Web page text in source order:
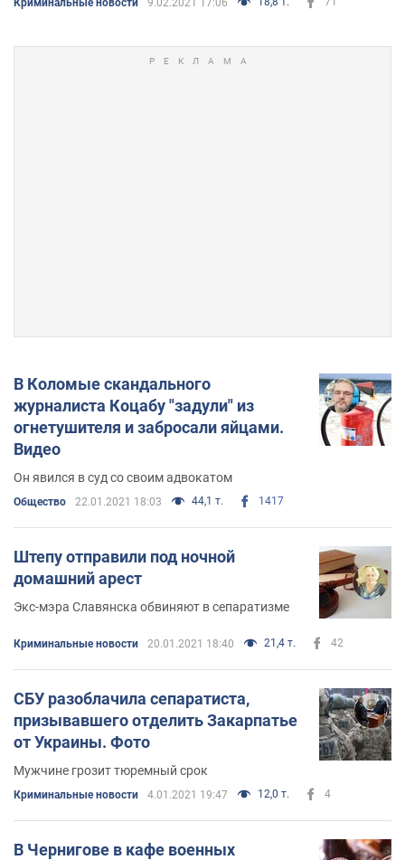
Криминальные новости 9.02.2021 17:06
В Коломые скандального
журналиста Коцабу "задули" из
огнетушителя и забросали яйцами.
Видео
Он явился в суд со своим адвокатом
Общество 22.01.2021 18:03 44,1 т. 1417
Штепу отправили под ночной
домашний арест
Экс-мэра Славянска обвиняют в сепаратизме
Криминальные новости 20.01.2021 18:40 21,4 т. 42
СБУ разоблачила сепаратиста,
призывавшего отделить Закарпатье
от Украины. Фото
Мужчине грозит тюремный срок
Криминальные новости 4.01.2021 19:47 12,0 т. 4
В Чернигове в кафе военных